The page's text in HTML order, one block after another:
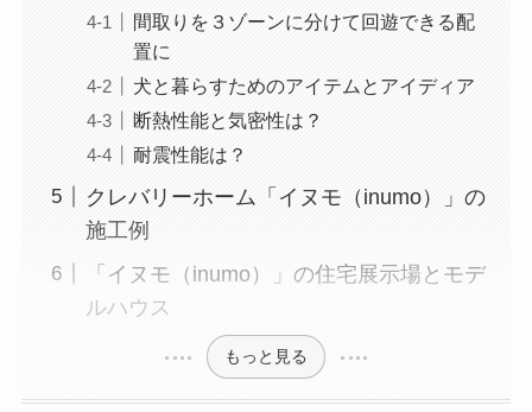
間取りを３ゾーンに分けて回遊できる配
置に
犬と暮らすためのアイテムとアイディア
断熱性能と気密性は？
耐震性能は？
クレバリーホーム「イヌモ（inumo）」の
施工例
「イヌモ（inumo）」の住宅展示場とモデ
ルハウス
もっと見る